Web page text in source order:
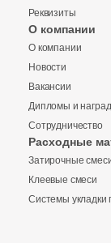
Материал
Керамическая
Из
Из белой глины
Реквизиты
О компании
О компании
Новости
Вакансии
Дипломы и
Сотрудничество
Расходные
Затирочные
Клеевые смеси
Системы укладки